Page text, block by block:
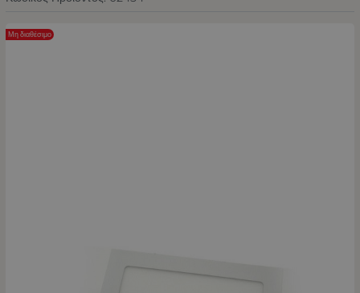
Μη διαθέσιμο